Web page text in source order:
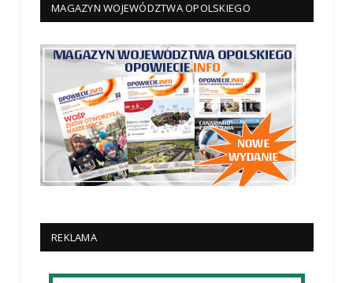
MAGAZYN WOJEWÓDZTWA OPOLSKIEGO
REKLAMA